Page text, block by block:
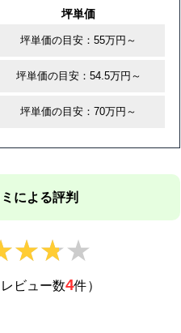
坪単価
坪単価の目安：55万円～
坪単価の目安：54.5万円～
坪単価の目安：70万円～
による評判
ビュー数4件）